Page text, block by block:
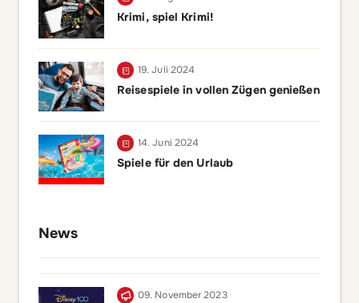
Krimi, spiel Krimi!
19. Juli 2024
Reisespiele in vollen Zügen genießen
14. Juni 2024
Spiele für den Urlaub
News
09. November 2023